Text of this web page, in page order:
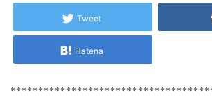
Tweet
Hatena